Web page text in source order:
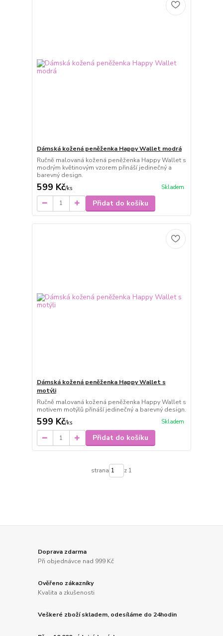
Dámská kožená peněženka Happy Wallet modrá
Ručně malovaná kožená peněženka Happy Wallet s
modrým květinovým vzorem přináší jedinečný a
barevný design.
599 Kč/ks Skladem
Přidat do košíku
Dámská kožená peněženka Happy Wallet s
motýli
Ručně malovaná kožená peněženka Happy Wallet s
motivem motýlů přináší jedinečný a barevný design.
599 Kč/ks Skladem
Přidat do košíku
strana z 1
Doprava zdarma
Při objednávce nad 999 Kč
Ověřeno zákazníky
Kvalita a zkušenosti
Veškeré zboží skladem, odesíláme do 24hodin